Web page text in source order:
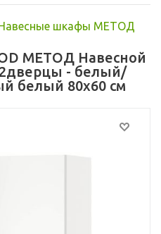
шкафы МЕТОД
МЕТОД Навесной
- белый/
белый 80x60 см